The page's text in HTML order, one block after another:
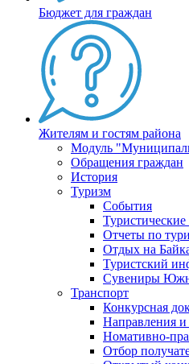
Бюджет для граждан
Жителям и гостям района
Модуль
Обращения граждан
История
Туризм
События
Отчеты по
Отдых на
Туристский
Сувениры
Транспорт
Конкурсная
Направления
Номативно-
Отбор